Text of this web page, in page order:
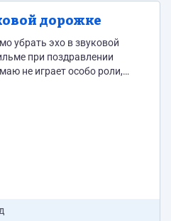
дорожке
убрать эхо в звуковой
при поздравлении
дорожке, но примерно